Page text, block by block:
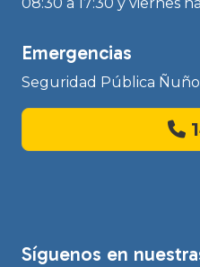
08:30 a 17:30 y viernes
Emergencias
Seguridad Pública
Síguenos en